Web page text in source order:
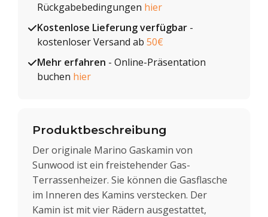
Rückgabebedingungen hier
Kostenlose Lieferung verfügbar -
kostenloser Versand ab 50€
Mehr erfahren - Online-Präsentation
buchen hier
Produktbeschreibung
Der originale Marino Gaskamin von
Sunwood ist ein freistehender Gas-
Terrassenheizer. Sie können die Gasflasche
im Inneren des Kamins verstecken. Der
Kamin ist mit vier Rädern ausgestattet,